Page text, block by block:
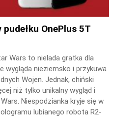
OnePlus 5T
Wars to nielada gratka dla
wygląda nieziemsko i przykuwa
Wojen. Jednak, chiński
niż tylko unikalny wygląd i
Niespodzianka kryje się w
lubianego robota R2-